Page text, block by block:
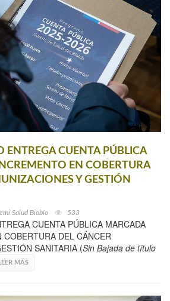
ENTREGA CUENTA PÚBLICA
EN COBERTURA
Y GESTIÓN
Salud Biobío 533
CUENTA PÚBLICA MARCADA
COBERTURA DEL CÁNCER
SANITARIA (Sin Bajada de título
MÁS